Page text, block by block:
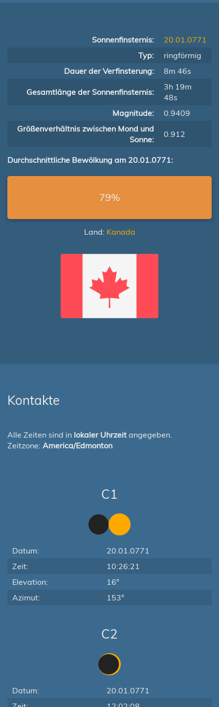
Sonnenfinsternis:
20.01.0771
Typ:
ringförmig
Dauer der Verfinsterung:
8m 46s
Gesamtlänge der Sonnenfinsternis:
3h 19m
48s
Magnitude:
0.9409
Größenverhältnis zwischen Mond und
Sonne:
0.912
Durchschnittliche Bewölkung am 20.01.0771:
79%
Land: Kanada
Kontakte
Alle Zeiten sind in lokaler Uhrzeit angegeben.
Zeitzone: America/Edmonton
C1
Datum:
20.01.0771
Zeit:
10:26:21
Elevation:
16°
Azimut:
153°
C2
Datum:
20.01.0771